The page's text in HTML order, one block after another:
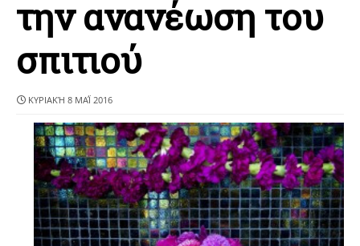
την ανανέωση του
σπιτιού
ΚΥΡΙΑΚΉ 8 ΜΑΪ́ 2016